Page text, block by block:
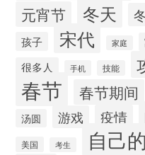
元宵节 冬天
孩子 宋代 家庭
很多人 手机 技能
春节 春节期间
汤圆 游戏 疫情
美国 考生 自己的